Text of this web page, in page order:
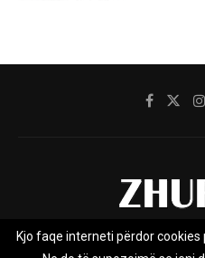
Rreth nesh Impresumi
Kjo faqe interneti përdor